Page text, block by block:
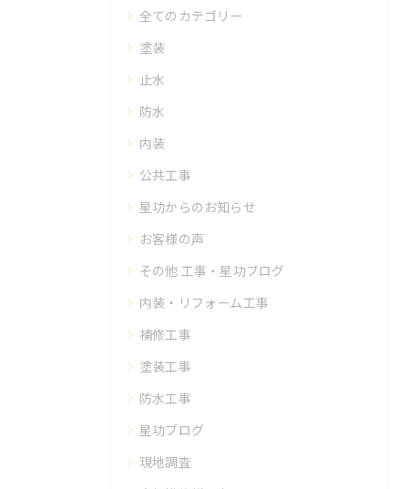
全てのカテゴリー
塗装
止水
防水
内装
公共工事
星功からのお知らせ
お客様の声
その他 工事・星功ブログ
内装・リフォーム工事
補修工事
塗装工事
防水工事
星功ブログ
現地調査